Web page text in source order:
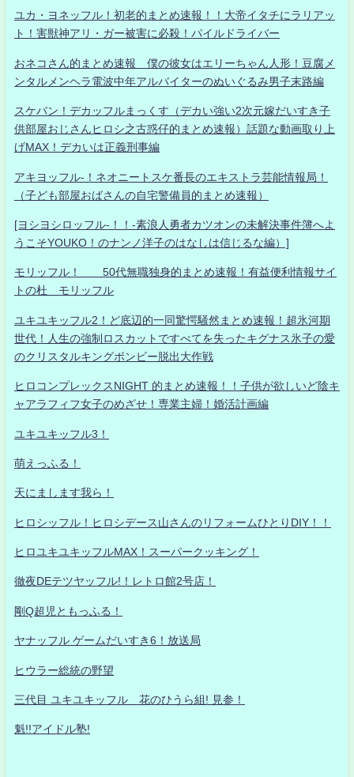
ユカ・ヨネッフル！初老的まとめ速報！！大帝イタチにラリアッ
ト！害獣神アリ・ガー被害に必殺！パイルドライバー
おネコさん的まとめ速報 僕の彼女はエリーちゃん人形！豆腐メ
ンタルメンヘラ電波中年アルバイターのぬいぐるみ男子末路編
スケバン！デカッフルまっくす（デカい強い2次元嫁だいすき子
供部屋おじさんヒロシ之古惑仔的まとめ速報）話題な動画取り上
げMAX！デカいは正義刑事編
アキヨッフル-！ネオニートスケ番長のエキストラ芸能情報局！
（子ども部屋おばさんの自宅警備員的まとめ速報）
[ヨシヨシロッフル-！！-素浪人勇者カツオンの未解決事件簿へよ
うこそYOUKO！のナンノ洋子のはなしは信じるな編）]
モリッフル！ 50代無職独身的まとめ速報！有益便利情報サイ
トの杜 モリッフル
ユキユキッフル2！ど底辺的一同驚愕騒然まとめ速報！超氷河期
世代！人生の強制ロスカットですべてを失ったキグナス氷子の愛
のクリスタルキングボンビー脱出大作戦
ヒロコンプレックスNIGHT 的まとめ速報！！子供が欲しいど陰キ
ャアラフィフ女子のめざせ！専業主婦！婚活計画編
ユキユキッフル3！
萌えっふる！
天にまします我ら！
ヒロシッフル！ヒロシデース山さんのリフォームひとりDIY！！
ヒロユキユキッフルMAX！スーパークッキング！
徹夜DEテツヤッフル!！レトロ館2号店！
剛Q超児ともっふる！
ヤナッフル ゲームだいすき6！放送局
ヒウラー総統の野望
三代目 ユキユキッフル 花のひうら組! 見参！
魁!!アイドル塾!